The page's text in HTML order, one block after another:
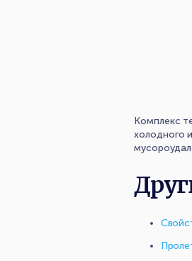
Комплекс
холодного